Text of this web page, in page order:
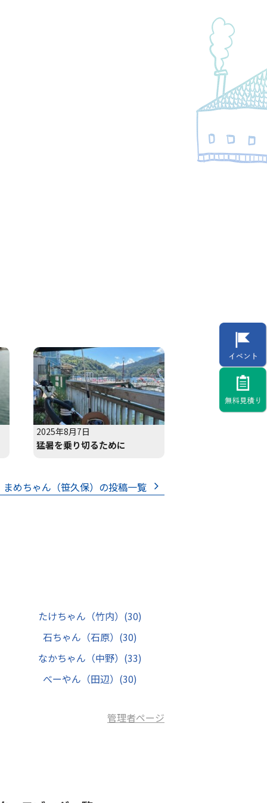
2025年8月7日
猛暑を乗り切るために
まめちゃん（笹久保）の投稿一覧
たけちゃん（竹内） (30)
石ちゃん（石原） (30)
なかちゃん（中野） (33)
べーやん（田辺） (30)
管理者ページ